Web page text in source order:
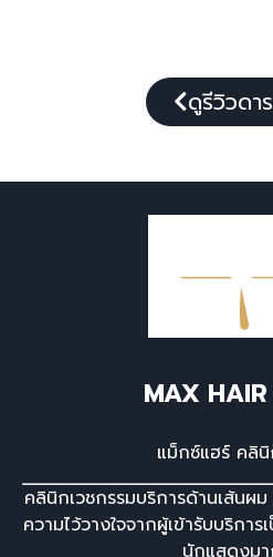
ดูรีวิวดา
MAX HAIR
แม็กซ์แฮร์ คลิ
คลินิกเวชกรรมบริการด้านเส้นผ
ความไว้วางใจจากผู้เข้ารับบริกา
นักแสดงม